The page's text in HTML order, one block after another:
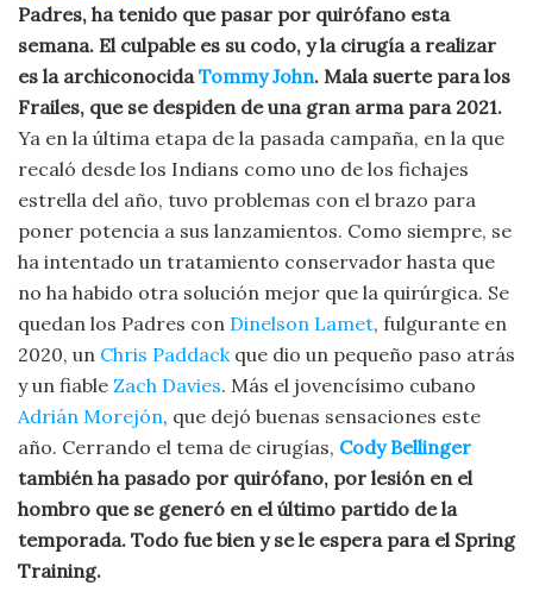
Padres, ha tenido que pasar por quirófano esta
semana. El culpable es su codo, y la cirugía a realizar
es la archiconocida Tommy John. Mala suerte para los
Frailes, que se despiden de una gran arma para 2021.
Ya en la última etapa de la pasada campaña, en la que
recaló desde los Indians como uno de los fichajes
estrella del año, tuvo problemas con el brazo para
poner potencia a sus lanzamientos. Como siempre, se
ha intentado un tratamiento conservador hasta que
no ha habido otra solución mejor que la quirúrgica. Se
quedan los Padres con Dinelson Lamet, fulgurante en
2020, un Chris Paddack que dio un pequeño paso atrás
y un fiable Zach Davies. Más el jovencísimo cubano
Adrián Morejón, que dejó buenas sensaciones este
año. Cerrando el tema de cirugías, Cody Bellinger
también ha pasado por quirófano, por lesión en el
hombro que se generó en el último partido de la
temporada. Todo fue bien y se le espera para el Spring
Training.